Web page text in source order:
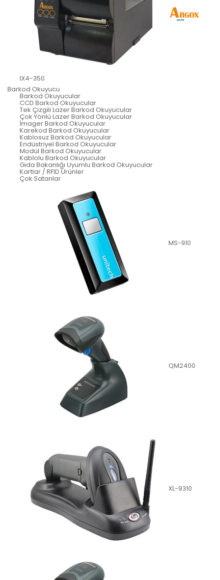
IX4-350
Barkod Okuyucu
Barkod Okuyucular
CCD Barkod Okuyucular
Tek Çizgili Lazer Barkod Okuyucular
Çok Yönlü Lazer Barkod Okuyucular
İmager Barkod Okuyucular
Karekod Barkod Okuyucular
Kablosuz Barkod Okuyucular
Endüstriyel Barkod Okuyucular
Modül Barkod Okuyucular
Kablolu Barkod Okuyucular
Gıda Bakanlığı Uyumlu Barkod Okuyucular
Kartlar / RFID Ürünler
Çok Satanlar
MS-910
QM2400
XL-9310